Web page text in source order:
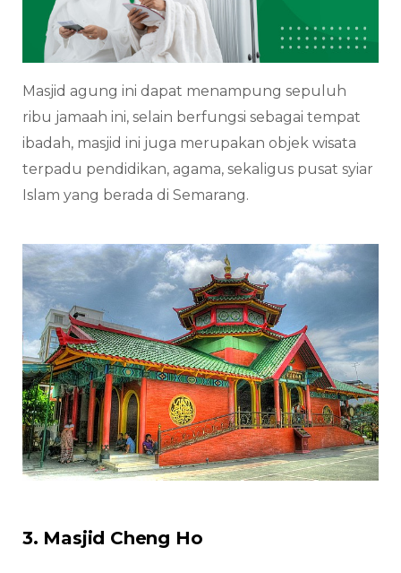
Masjid agung ini dapat menampung sepuluh
ribu jamaah ini, selain berfungsi sebagai tempat
ibadah, masjid ini juga merupakan objek wisata
terpadu pendidikan, agama, sekaligus pusat syiar
Islam yang berada di Semarang.
3. Masjid Cheng Ho